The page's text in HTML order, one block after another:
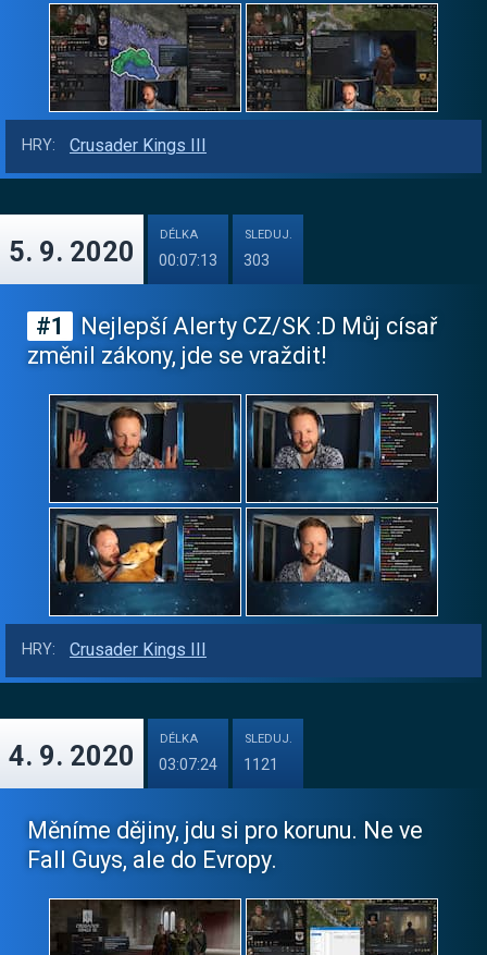
HRY: Crusader Kings III
5. 9. 2020
DÉLKA
00:07:13
SLEDUJ.
303
#1
Nejlepší Alerty CZ/SK :D Můj císař
změnil zákony, jde se vraždit!
HRY: Crusader Kings III
4. 9. 2020
DÉLKA
03:07:24
SLEDUJ.
1121
Měníme dějiny, jdu si pro korunu. Ne ve
Fall Guys, ale do Evropy.